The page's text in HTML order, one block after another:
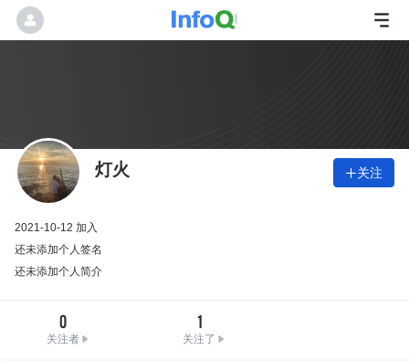
灯火 关注
2021-10-12 加入
还未添加个人签名
还未添加个人简介
0
关注者
1
关注了